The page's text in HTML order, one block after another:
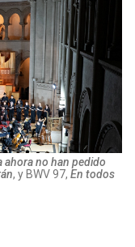
ahora no han pedido
, y BWV 97, En todos